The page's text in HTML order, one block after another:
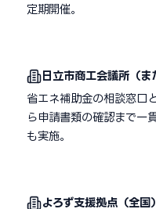
定期開催。
日立市商工会議所（ま
省エネ補助金の相談窓口
ら申請書類の確認まで一
も実施。
よろず支援拠点（全国）